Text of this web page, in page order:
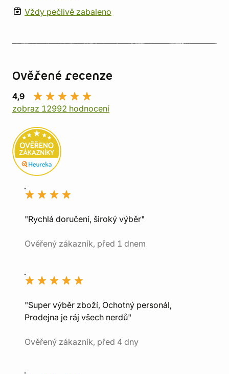
Vždy pečlivě zabaleno
Ověřené recenze
4,9
zobraz 12992 hodnocení
"Rychlá doručení, široký výběr"
Ověřený zákazník, před 1 dnem
"Super výběr zboží, Ochotný personál,
Prodejna je ráj všech nerdů"
Ověřený zákazník, před 4 dny